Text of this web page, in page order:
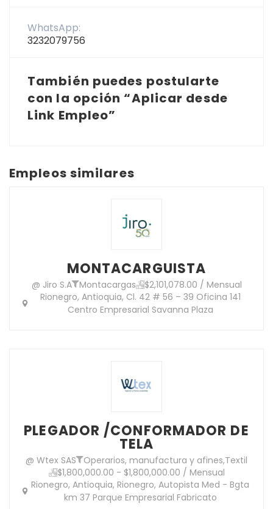
WhatsApp:
3232079756
También puedes postularte
con la opción “Aplicar desde
Link Empleo”
Empleos similares
MONTACARGUISTA
@ Jiro S.A Montacargas
$2,101,078.00 / Mensual
Rionegro, Antioquia, Cl. 42 # 56 – 39 Oficina 141
Centro Empresarial Savanna Plaza
PLEGADOR /CONFORMADOR DE
TELA
@ Wtex SAS Operarios, manufactura y afines,Textil
$1,800,000.00 - $1,800,000.00 / Mensual
Rionegro, Antioquia, Rionegro, Autopista Med - Bgta
km 37 Parque Empresarial Fabricato